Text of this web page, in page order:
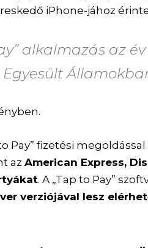
iPhone-jához
alkalmazás az
Pay” fizetési
azAmerican Express,
. A „Tap to Pay”
verziójával lesz